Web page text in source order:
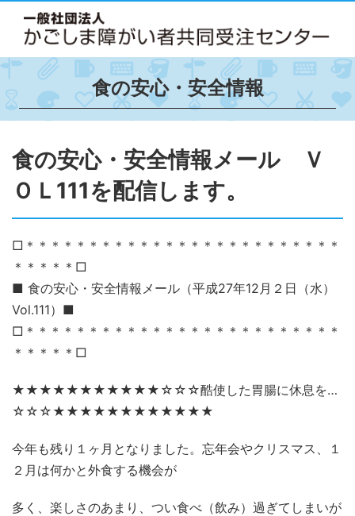
食の安心・安全情報
食の安心・安全情報メール Ｖ
ＯＬ111を配信します。
□＊＊＊＊＊＊＊＊＊＊＊＊＊＊＊＊＊＊＊＊＊＊＊＊＊
＊＊＊＊＊□
■ 食の安心・安全情報メール（平成27年12月２日（水）
Vol.111）■
□＊＊＊＊＊＊＊＊＊＊＊＊＊＊＊＊＊＊＊＊＊＊＊＊＊
＊＊＊＊＊□
★★★★★★★★★★★☆☆☆酷使した胃腸に休息を…
☆☆☆★★★★★★★★★★★★
今年も残り１ヶ月となりました。忘年会やクリスマス、１
２月は何かと外食する機会が
多く、楽しさのあまり、つい食べ（飲み）過ぎてしまいが